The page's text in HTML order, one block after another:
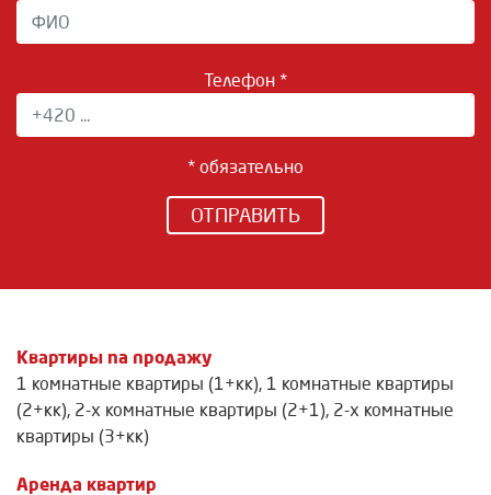
Телефон *
* обязательно
ОТПРАВИТЬ
Квартиры na продажу
1 комнатные квартиры (1+кк), 1 комнатные квартиры
(2+кк), 2-х комнатные квартиры (2+1), 2-х комнатные
квартиры (3+кк)
Аренда квартир